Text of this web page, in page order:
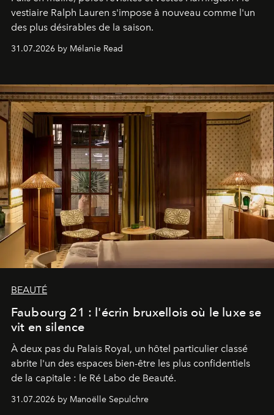
vestiaire Ralph Lauren s'impose à nouveau comme l'un
des plus désirables de la saison.
31.07.2026 by Mélanie Read
BEAUTÉ
Faubourg 21 : l'écrin bruxellois où le luxe se
vit en silence
À deux pas du Palais Royal, un hôtel particulier classé
abrite l'un des espaces bien-être les plus confidentiels
de la capitale : le Ré Labo de Beauté.
31.07.2026 by Manoëlle Sepulchre